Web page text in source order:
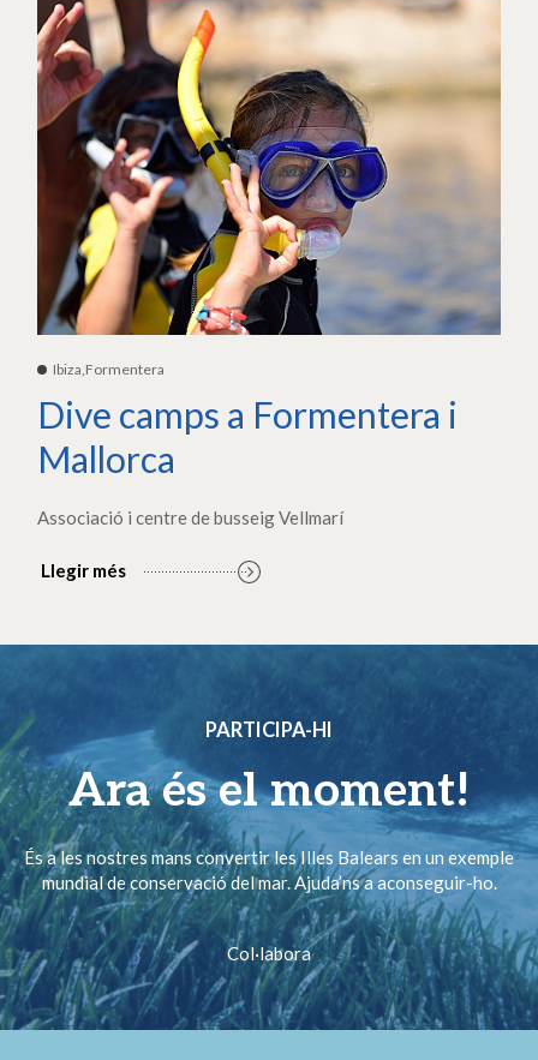
Ibiza,Formentera
Dive camps a Formentera i
Mallorca
Associació i centre de busseig Vellmarí
Llegir més
PARTICIPA-HI
Ara és el moment!
És a les nostres mans convertir les Illes Balears en un exemple
mundial de conservació del mar. Ajuda’ns a aconseguir-ho.
Col·labora